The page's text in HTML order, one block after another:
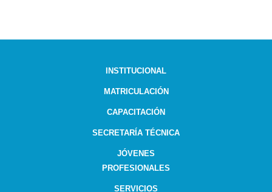
INSTITUCIONAL
MATRICULACIÓN
CAPACITACIÓN
SECRETARÍA TÉCNICA
JÓVENES
PROFESIONALES
SERVICIOS